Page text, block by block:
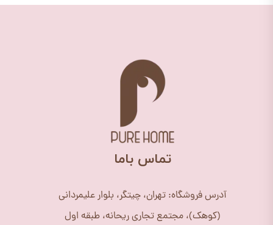
​تماس باما
آدرس فروشگاه: تهران، چیتگر، بلوار علیمردانی
(کوهک)، مجتمع تجاری ریحانه، طبقه اول